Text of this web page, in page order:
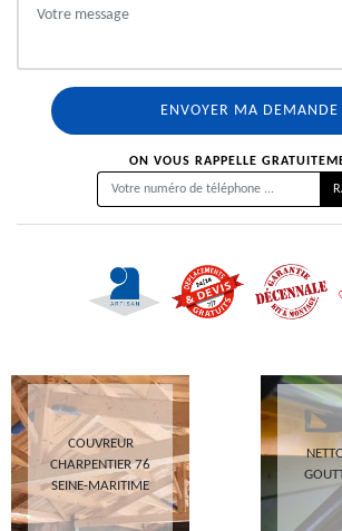
ON VOUS RAPPELLE
COUVREUR
CHARPENTIER 76
SEINE-MARITIME